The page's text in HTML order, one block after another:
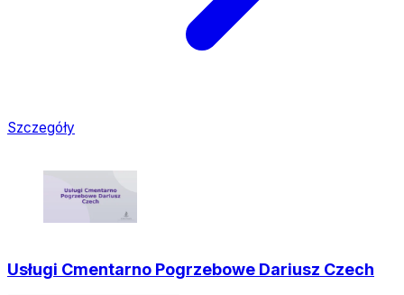
Szczegóły
Usługi Cmentarno Pogrzebowe Dariusz Czech